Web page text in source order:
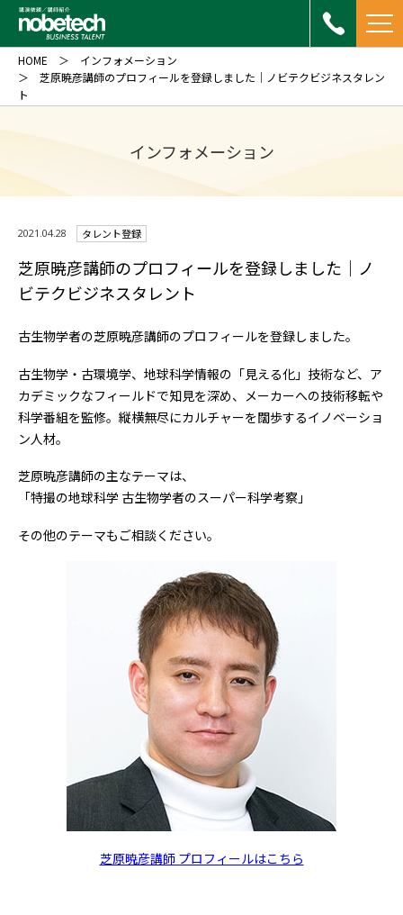
インフォメーション
HOME
インフォメーション
芝原暁彦講師のプロフィールを登録しました｜ノビテクビジネスタレン
ト
2021.04.28 タレント登録
芝原暁彦講師のプロフィールを登録しました｜ノ
ビテクビジネスタレント
古生物学者の芝原暁彦講師のプロフィールを登録しました。
古生物学・古環境学、地球科学情報の「見える化」技術など、ア
カデミックなフィールドで知見を深め、メーカーへの技術移転や
科学番組を監修。縦横無尽にカルチャーを闊歩するイノベーショ
ン人材。
芝原暁彦講師の主なテーマは、
「特撮の地球科学 古生物学者のスーパー科学考察」
その他のテーマもご相談ください。
芝原暁彦講師 プロフィールはこちら